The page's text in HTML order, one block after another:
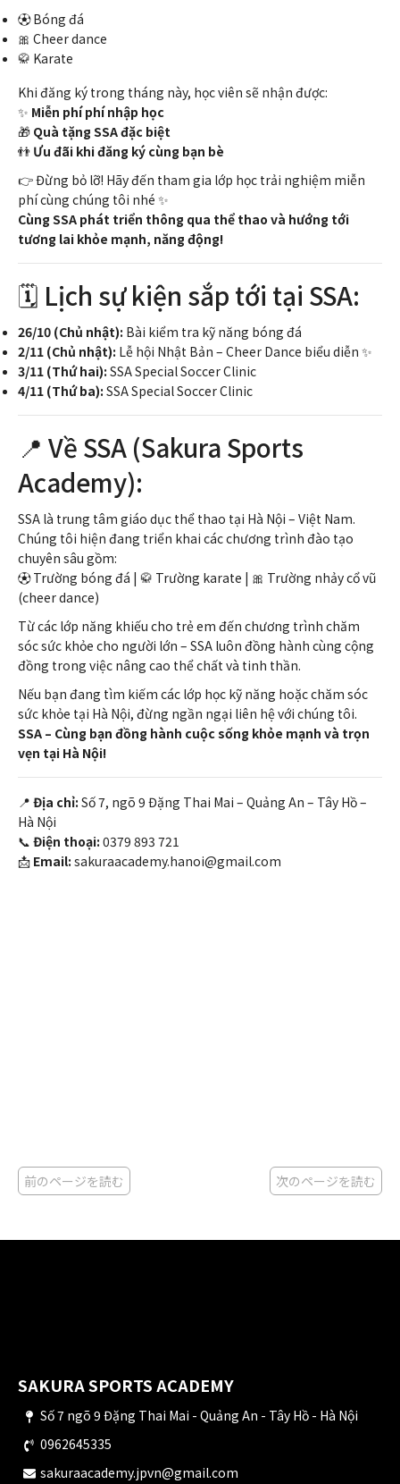
⚽ Bóng đá
🎀 Cheer dance
🥋 Karate
Khi đăng ký trong tháng này, học viên sẽ nhận được:
✨ Miễn phí phí nhập học
🎁 Quà tặng SSA đặc biệt
👬 Ưu đãi khi đăng ký cùng bạn bè
👉 Đừng bỏ lỡ! Hãy đến tham gia lớp học trải nghiệm miễn
phí cùng chúng tôi nhé ✨
Cùng SSA phát triển thông qua thể thao và hướng tới
tương lai khỏe mạnh, năng động!
🗓 Lịch sự kiện sắp tới tại SSA:
26/10 (Chủ nhật): Bài kiểm tra kỹ năng bóng đá
2/11 (Chủ nhật): Lễ hội Nhật Bản – Cheer Dance biểu diễn ✨
3/11 (Thứ hai): SSA Special Soccer Clinic
4/11 (Thứ ba): SSA Special Soccer Clinic
📍 Về SSA (Sakura Sports
Academy):
SSA là trung tâm giáo dục thể thao tại Hà Nội – Việt Nam.
Chúng tôi hiện đang triển khai các chương trình đào tạo
chuyên sâu gồm:
⚽ Trường bóng đá | 🥋 Trường karate | 🎀 Trường nhảy cổ vũ
(cheer dance)
Từ các lớp năng khiếu cho trẻ em đến chương trình chăm
sóc sức khỏe cho người lớn – SSA luôn đồng hành cùng cộng
đồng trong việc nâng cao thể chất và tinh thần.
Nếu bạn đang tìm kiếm các lớp học kỹ năng hoặc chăm sóc
sức khỏe tại Hà Nội, đừng ngần ngại liên hệ với chúng tôi.
SSA – Cùng bạn đồng hành cuộc sống khỏe mạnh và trọn
vẹn tại Hà Nội!
📍 Địa chỉ: Số 7, ngõ 9 Đặng Thai Mai – Quảng An – Tây Hồ –
Hà Nội
📞 Điện thoại: 0379 893 721
📩 Email: sakuraacademy.hanoi@gmail.com
前のページを読む 次のページを読む
SAKURA SPORTS ACADEMY
Số 7 ngõ 9 Đặng Thai Mai - Quảng An - Tây Hồ - Hà Nội
0962645335
sakuraacademy.jpvn@gmail.com